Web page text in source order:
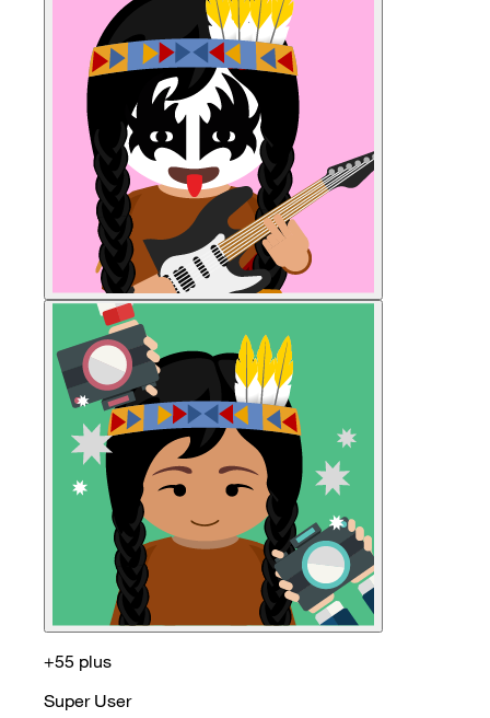
+55 plus
Super User